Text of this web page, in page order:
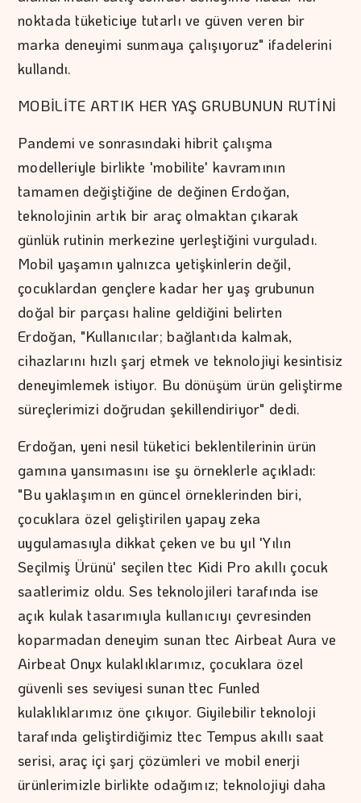
noktada tüketiciye tutarlı ve güven veren bir
marka deneyimi sunmaya çalışıyoruz" ifadelerini
kullandı.
MOBİLİTE ARTIK HER YAŞ GRUBUNUN RUTİNİ
Pandemi ve sonrasındaki hibrit çalışma
modelleriyle birlikte 'mobilite' kavramının
tamamen değiştiğine de değinen Erdoğan,
teknolojinin artık bir araç olmaktan çıkarak
günlük rutinin merkezine yerleştiğini vurguladı.
Mobil yaşamın yalnızca yetişkinlerin değil,
çocuklardan gençlere kadar her yaş grubunun
doğal bir parçası haline geldiğini belirten
Erdoğan, "Kullanıcılar; bağlantıda kalmak,
cihazlarını hızlı şarj etmek ve teknolojiyi kesintisiz
deneyimlemek istiyor. Bu dönüşüm ürün geliştirme
süreçlerimizi doğrudan şekillendiriyor" dedi.
Erdoğan, yeni nesil tüketici beklentilerinin ürün
gamına yansımasını ise şu örneklerle açıkladı:
"Bu yaklaşımın en güncel örneklerinden biri,
çocuklara özel geliştirilen yapay zeka
uygulamasıyla dikkat çeken ve bu yıl 'Yılın
Seçilmiş Ürünü' seçilen ttec Kidi Pro akıllı çocuk
saatlerimiz oldu. Ses teknolojileri tarafında ise
açık kulak tasarımıyla kullanıcıyı çevresinden
koparmadan deneyim sunan ttec Airbeat Aura ve
Airbeat Onyx kulaklıklarımız, çocuklara özel
güvenli ses seviyesi sunan ttec Funled
kulaklıklarımız öne çıkıyor. Giyilebilir teknoloji
tarafında geliştirdiğimiz ttec Tempus akıllı saat
serisi, araç içi şarj çözümleri ve mobil enerji
ürünlerimizle birlikte odağımız; teknolojiyi daha